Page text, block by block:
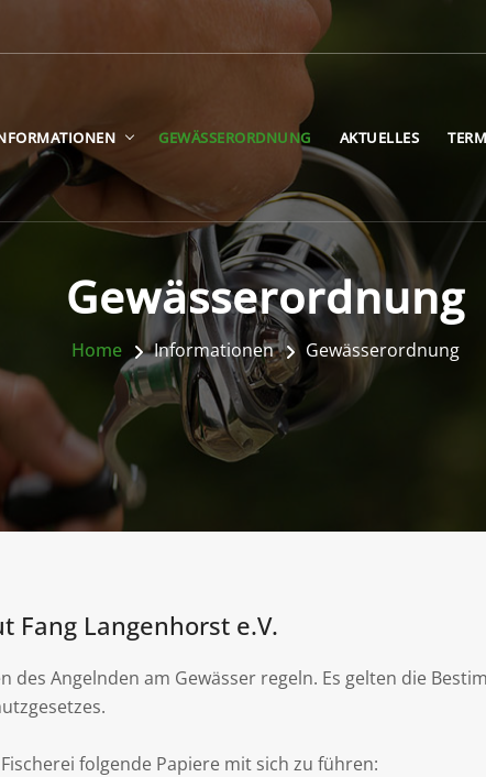
GEWÄSSERORDNUNG AKTUELLES
Gewässerordnung
Home Informationen Gewässerordnung
Fang Langenhorst e.V.
Angelnden am Gewässer regeln. Es gelten die
folgende Papiere mit sich zu führen: